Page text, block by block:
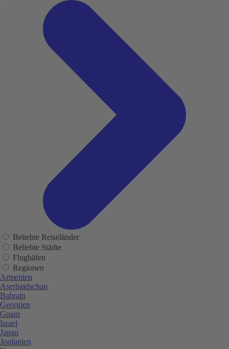
Beliebte Reiseländer
Beliebte Städte
Flughäfen
Regionen
Armenien
Aserbaidschan
Bahrain
Georgien
Guam
Israel
Japan
Jordanien